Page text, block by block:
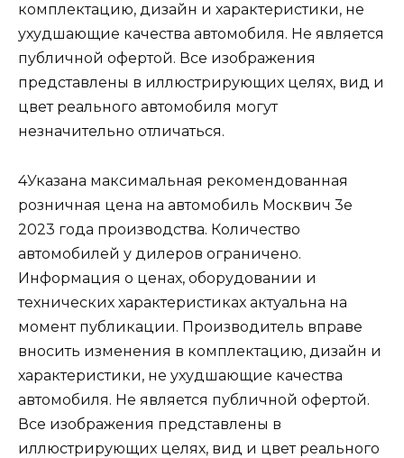
комплектацию, дизайн и характеристики, не
ухудшающие качества автомобиля. Не является
публичной офертой. Все изображения
представлены в иллюстрирующих целях, вид и
цвет реального автомобиля могут
незначительно отличаться.
4Указана максимальная рекомендованная
розничная цена на автомобиль Москвич 3е
2023 года производства. Количество
автомобилей у дилеров ограничено.
Информация о ценах, оборудовании и
технических характеристиках актуальна на
момент публикации. Производитель вправе
вносить изменения в комплектацию, дизайн и
характеристики, не ухудшающие качества
автомобиля. Не является публичной офертой.
Все изображения представлены в
иллюстрирующих целях, вид и цвет реального